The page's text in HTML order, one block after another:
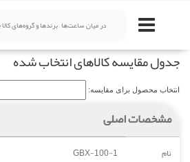
جدول مقایسه کالاهای انتخاب شده
انتخاب محصول برای مقایسه:
مشخصات اصلی
نام
GBX-100-1